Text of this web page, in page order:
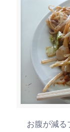
お腹が減